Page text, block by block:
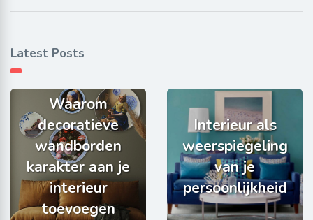
Latest Posts
Waarom
decoratieve
wandborden
karakter aan je
interieur
toevoegen
Interieur als
weerspiegeling
van je
persoonlijkheid